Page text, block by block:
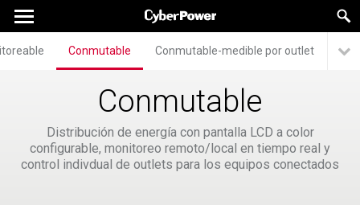
Conmutable Conmutable-medible por outlet
Conmutable
Distribución de energía con pantalla LCD a color
configurable, monitoreo remoto/local en tiempo real y
control indivdual de outlets para los equipos conectados